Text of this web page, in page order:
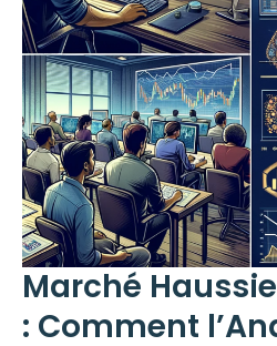
Marché
: Comment